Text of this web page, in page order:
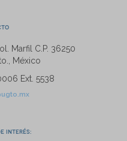
Marfil C.P. 36250
México
Ext. 5538
interés: